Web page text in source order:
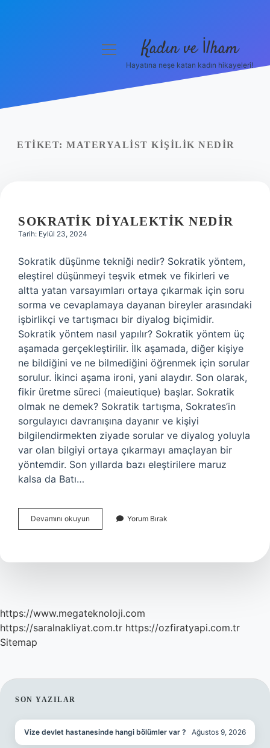
Yasal Uyarı
menüyü
Kadın ve İlham
Hayatına neşe katan kadın hikayeleri!
ETIKET: MATERYALIST KIŞILIK NEDIR
SOKRATIK DIYALEKTIK NEDIR
Tarih: Eylül 23, 2024
Sokratik düşünme tekniği nedir? Sokratik yöntem,
eleştirel düşünmeyi teşvik etmek ve fikirleri ve
altta yatan varsayımları ortaya çıkarmak için soru
sorma ve cevaplamaya dayanan bireyler arasındaki
işbirlikçi ve tartışmacı bir diyalog biçimidir.
Sokratik yöntem nasıl yapılır? Sokratik yöntem üç
aşamada gerçekleştirilir. İlk aşamada, diğer kişiye
ne bildiğini ve ne bilmediğini öğrenmek için sorular
sorulur. İkinci aşama ironi, yani alaydır. Son olarak,
fikir üretme süreci (maieutique) başlar. Sokratik
olmak ne demek? Sokratik tartışma, Sokrates’in
sorgulayıcı davranışına dayanır ve kişiyi
bilgilendirmekten ziyade sorular ve diyalog yoluyla
var olan bilgiyi ortaya çıkarmayı amaçlayan bir
yöntemdir. Son yıllarda bazı eleştirilere maruz
kalsa da Batı…
Devamını okuyun Sokratik
Diyalektik
Yorum Bırak
https://www.megateknoloji.com
https://saralnakliyat.com.tr https://ozfiratyapi.com.tr
Sitemap
SIDEBAR
SON YAZILAR
Vize devlet hastanesinde hangi bölümler var ? Ağustos 9, 2026